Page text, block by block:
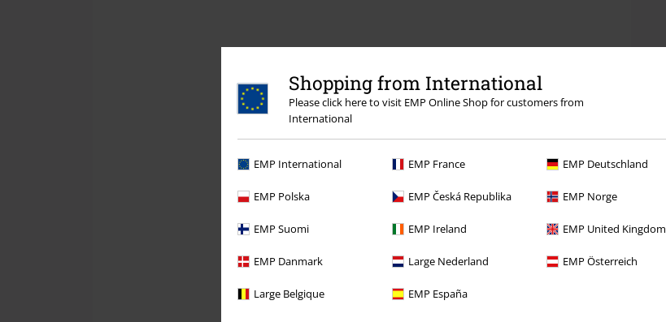
Shopping from International
Please click here to visit EMP Online Shop for customers from
International
EMP International EMP France EMP Deutschland
EMP Polska EMP Česká Republika EMP Norge
EMP Suomi EMP Ireland EMP United Kingdom
EMP Danmark Large Nederland EMP Österreich
Large Belgique EMP España